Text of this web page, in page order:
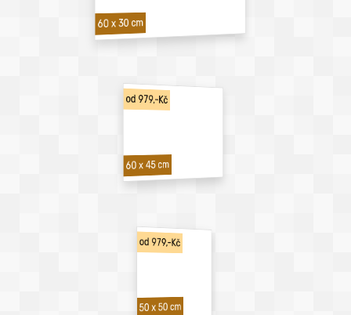
60 x 30 cm
od 979,-Kč
60 x 45 cm
od 979,-Kč
50 x 50 cm